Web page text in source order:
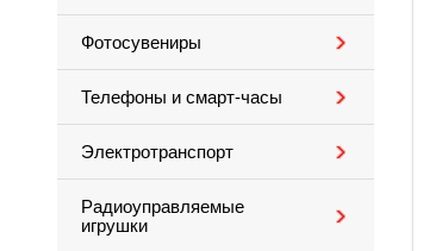
Фотосувениры
Телефоны и смарт-часы
Электротранспорт
Радиоуправляемые
игрушки